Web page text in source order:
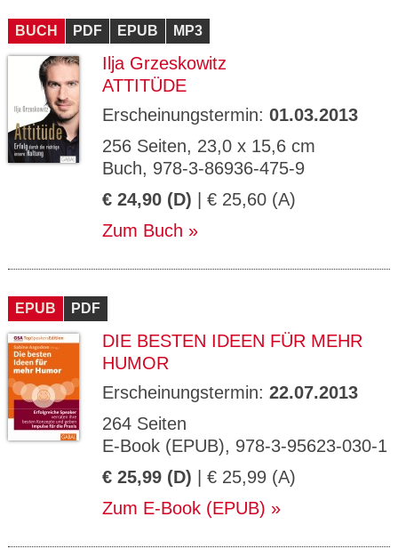
BUCH PDF EPUB MP3
Ilja Grzeskowitz
ATTITÜDE
Erscheinungstermin: 01.03.2013
256 Seiten, 23,0 x 15,6 cm
Buch, 978-3-86936-475-9
€ 24,90 (D) | € 25,60 (A)
Zum Buch
EPUB PDF
DIE BESTEN IDEEN FÜR MEHR
HUMOR
Erscheinungstermin: 22.07.2013
264 Seiten
E-Book (EPUB), 978-3-95623-030-1
€ 25,99 (D) | € 25,99 (A)
Zum E-Book (EPUB)